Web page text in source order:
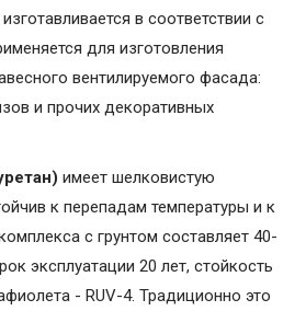
в соответствии с
для изготовления
вентилируемого фасада:
и прочих декоративных
имеет шелковистую
к перепадам температуры и к
с грунтом составляет 40-
эксплуатации 20 лет, стойкость
- RUV-4. Традиционно это